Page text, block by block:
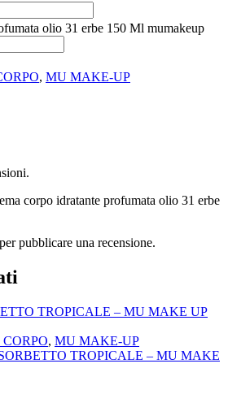
olio 31 erbe 150 Ml mumakeup
, MU MAKE-UP
corpo idratante profumata olio 31 erbe
per pubblicare una recensione.
, MU MAKE-UP